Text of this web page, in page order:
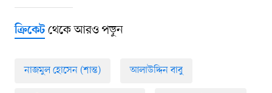
ক্রিকেটথেকে আরও পড়ুন
নাজমুল হোসেন (শান্ত) আলাউদ্দিন বাবু